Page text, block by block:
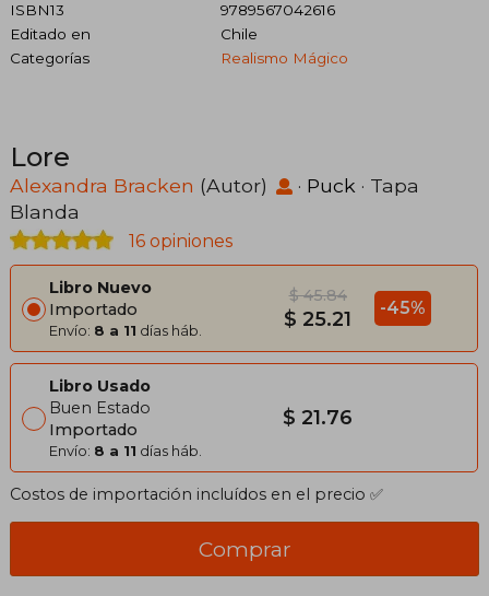
ISBN13
9789567042616
Editado en
Chile
Categorías
Realismo Mágico
Lore
Alexandra Bracken (Autor) · Puck · Tapa
Blanda
16 opiniones
Libro Nuevo
Importado
Envío: 8 a 11 días háb.
$ 45.84
$ 25.21 -45%
Libro Usado
Buen Estado
Importado
Envío: 8 a 11 días háb.
$ 21.76
Costos de importación incluídos en el precio ✅
Comprar